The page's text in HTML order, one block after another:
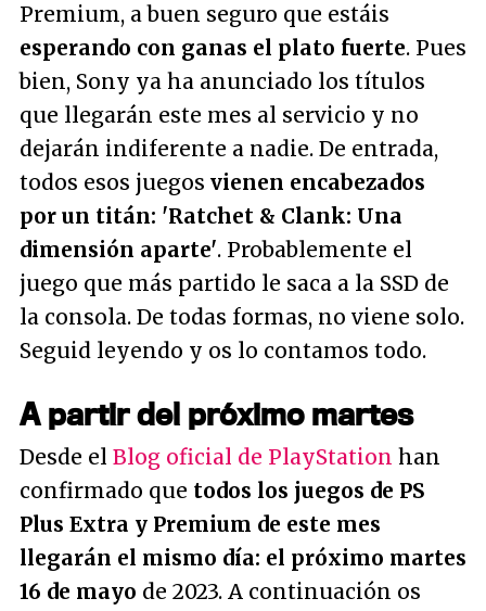
Premium, a buen seguro que estáis
esperando con ganas el plato fuerte. Pues
bien, Sony ya ha anunciado los títulos
que llegarán este mes al servicio y no
dejarán indiferente a nadie. De entrada,
todos esos juegos vienen encabezados
por un titán: 'Ratchet & Clank: Una
dimensión aparte'. Probablemente el
juego que más partido le saca a la SSD de
la consola. De todas formas, no viene solo.
Seguid leyendo y os lo contamos todo.
A partir del próximo martes
Desde el Blog oficial de PlayStation han
confirmado que todos los juegos de PS
Plus Extra y Premium de este mes
llegarán el mismo día: el próximo martes
16 de mayo de 2023. A continuación os